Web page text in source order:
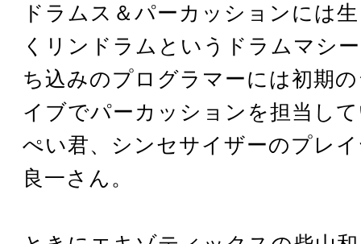
ドラムス＆パーカッションには
くリンドラムというドラムマシ
ち込みのプログラマーには初期
イブでパーカッションを担当し
ぺい君、シンセサイザーのプレ
良一さん。